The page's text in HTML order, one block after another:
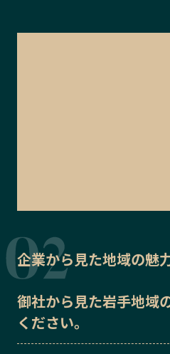
企業から見た地域の魅
御社から見た岩手地域
ください。